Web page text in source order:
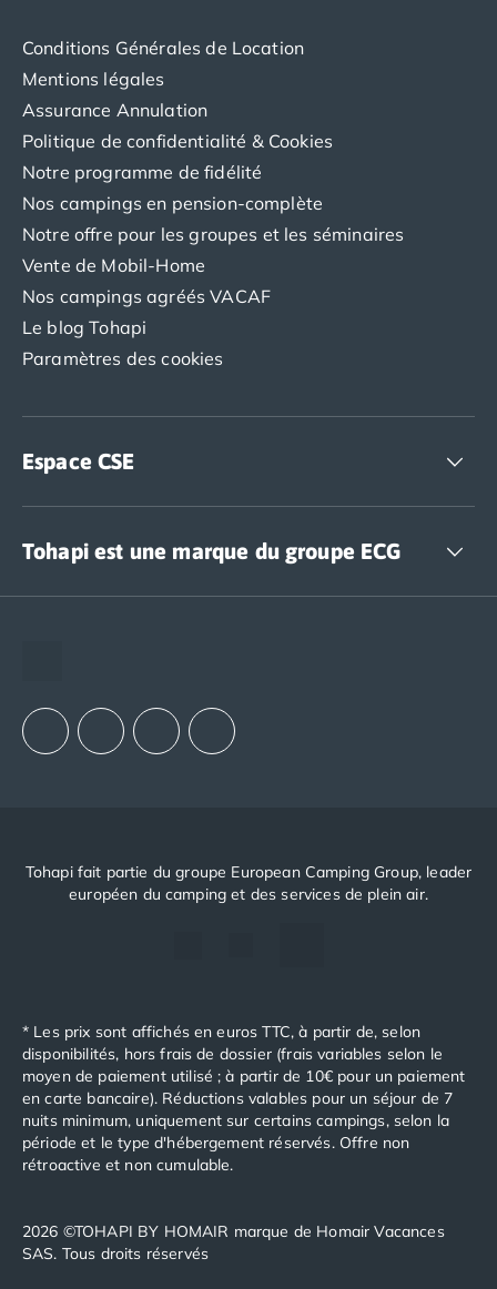
Conditions Générales de Location
Mentions légales
Assurance Annulation
Politique de confidentialité & Cookies
Notre programme de fidélité
Nos campings en pension-complète
Notre offre pour les groupes et les séminaires
Vente de Mobil-Home
Nos campings agréés VACAF
Le blog Tohapi
Paramètres des cookies
Espace CSE
Tohapi est une marque du groupe ECG
Notre politique RSE
Tohapi fait partie du groupe European Camping Group, leader
européen du camping et des services de plein air.
* Les prix sont affichés en euros TTC, à partir de, selon
disponibilités, hors frais de dossier (frais variables selon le
moyen de paiement utilisé ; à partir de 10€ pour un paiement
en carte bancaire). Réductions valables pour un séjour de 7
nuits minimum, uniquement sur certains campings, selon la
période et le type d'hébergement réservés. Offre non
rétroactive et non cumulable.
2026 ©TOHAPI BY HOMAIR marque de Homair Vacances
SAS. Tous droits réservés